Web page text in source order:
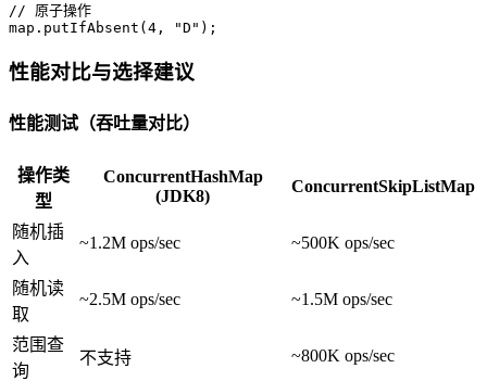
// 原子操作
map.putIfAbsent( 4 , "D" );
性能对比与选择建议
性能测试（吞吐量对比）
操作类
型
ConcurrentHashMap
(JDK8)
ConcurrentSkipListMap
随机插
入
~1.2M ops/sec ~500K ops/sec
随机读
取
~2.5M ops/sec ~1.5M ops/sec
范围查
询
不支持 ~800K ops/sec